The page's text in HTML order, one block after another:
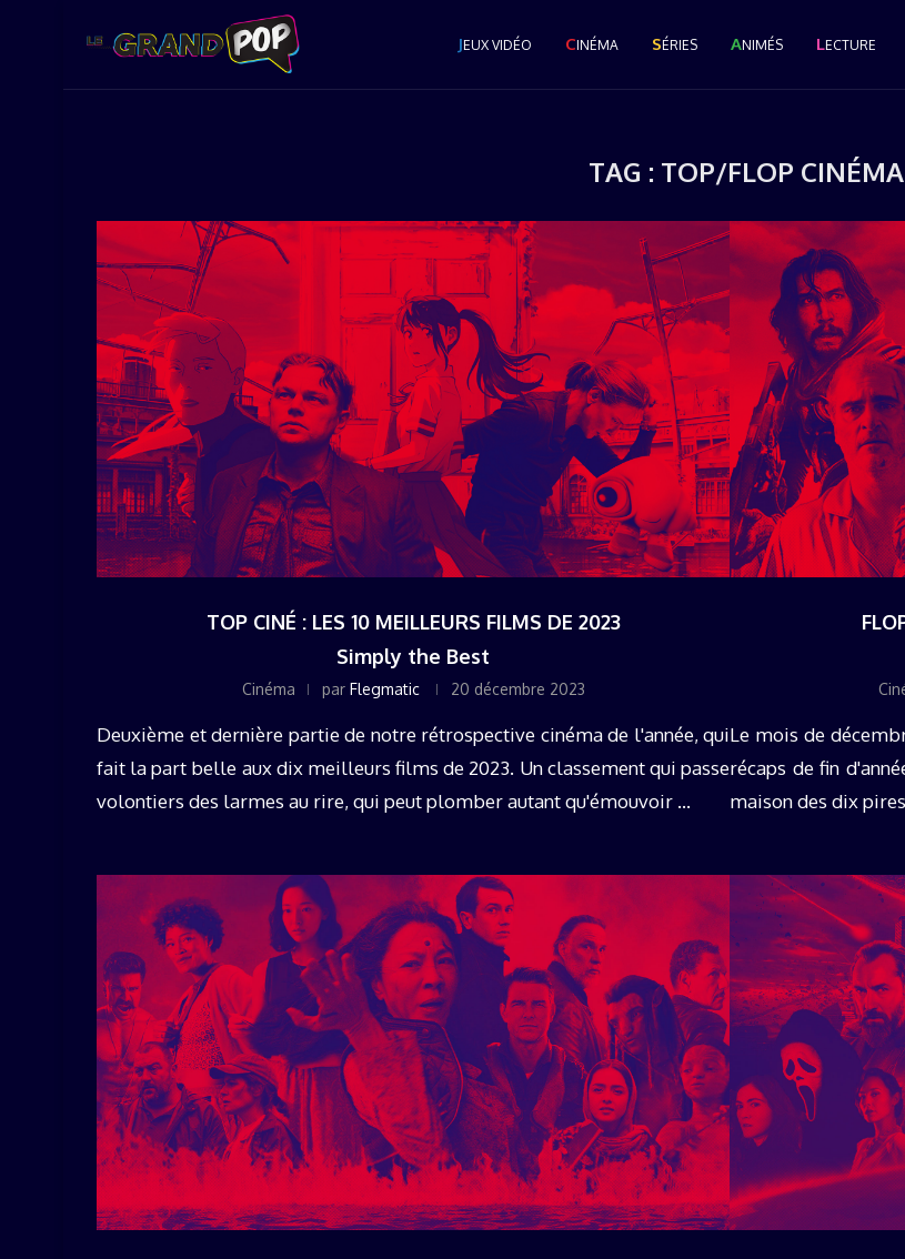
JEUX VIDÉO CINÉMA SÉRIES ANIMÉS LECTURE
TAG : TOP/FLOP CINÉMA
TOP CINÉ : LES 10 MEILLEURS FILMS DE 2023
Simply the Best
Cinéma par Flegmatic 20 décembre 2023
Deuxième et dernière partie de notre rétrospective cinéma de l'année, qui
fait la part belle aux dix meilleurs films de 2023. Un classement qui passe
volontiers des larmes au rire, qui peut plomber autant qu'émouvoir ...
Le mois de
récaps de fin
maison des dix